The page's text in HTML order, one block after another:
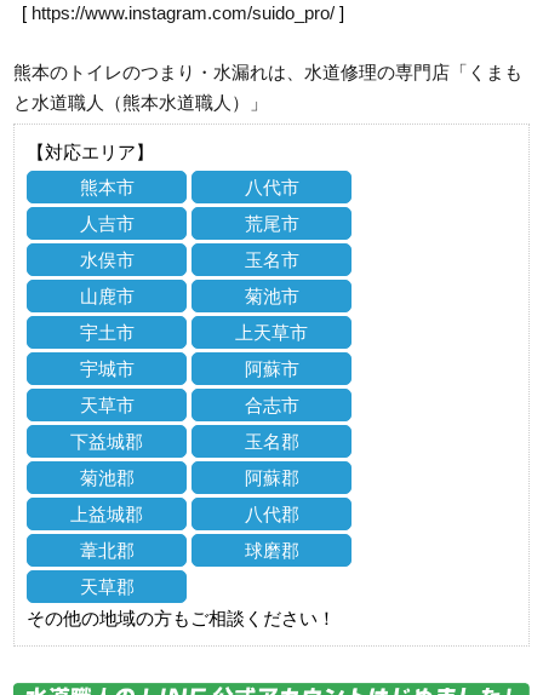
[ https://www.instagram.com/suido_pro/ ]
熊本のトイレのつまり・水漏れは、水道修理の専門店「くまも
と水道職人（熊本水道職人）」
【対応エリア】
熊本市
八代市
人吉市
荒尾市
水俣市
玉名市
山鹿市
菊池市
宇土市
上天草市
宇城市
阿蘇市
天草市
合志市
下益城郡
玉名郡
菊池郡
阿蘇郡
上益城郡
八代郡
葦北郡
球磨郡
天草郡
その他の地域の方もご相談ください！